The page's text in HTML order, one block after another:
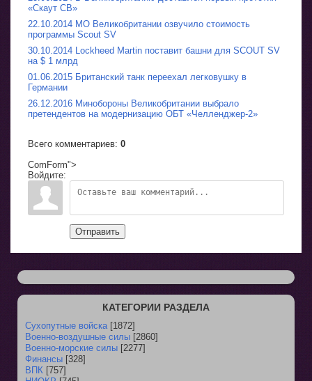
«Скаут СВ»
22.10.2014 МО Великобритании озвучило стоимость
программы Scout SV
30.10.2014 Lockheed Martin поставит башни для SCOUT SV
на $ 1 млрд
01.06.2015 Британский танк переехал легковушку в
Германии
26.12.2016 Минобороны Великобритании выбрало
претендентов на модернизацию ОБТ «Челленджер-2»
Всего комментариев: 0
ComForm">
Войдите:
Отправить
КАТЕГОРИИ РАЗДЕЛА
Сухопутные войска [1872]
Военно-воздушные силы [2860]
Военно-морские силы [2277]
Финансы [328]
ВПК [757]